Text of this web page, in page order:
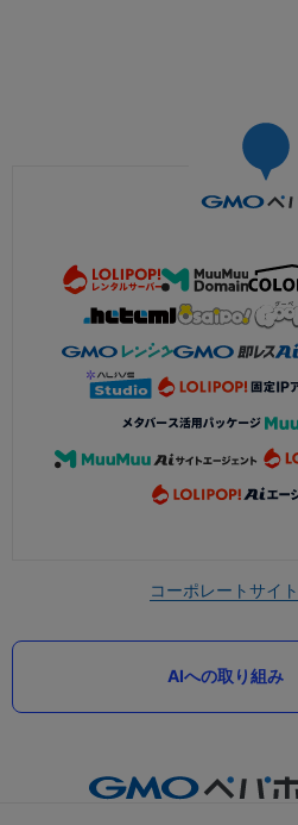
コーポレートサイト
AIへの取り組み